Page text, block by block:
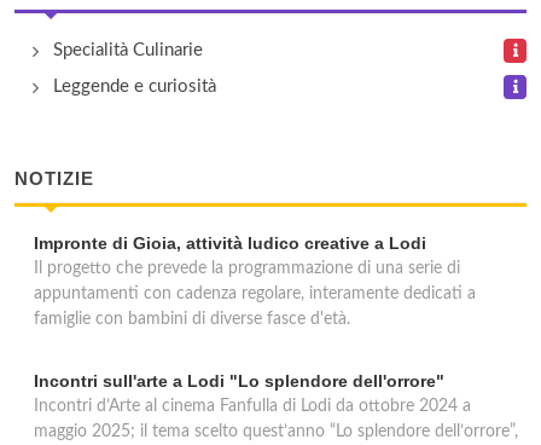
Specialità Culinarie
Leggende e curiosità
NOTIZIE
Impronte di Gioia, attività ludico creative a Lodi
Il progetto che prevede la programmazione di una serie di
appuntamenti con cadenza regolare, interamente dedicati a
famiglie con bambini di diverse fasce d'età.
Incontri sull'arte a Lodi "Lo splendore dell'orrore"
Incontri d’Arte al cinema Fanfulla di Lodi da ottobre 2024 a
maggio 2025; il tema scelto quest’anno “Lo splendore dell’orrore”,